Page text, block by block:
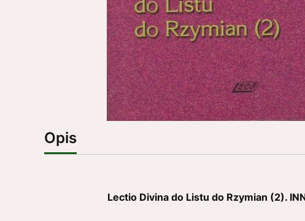
Opis
Lectio Divina do Listu do Rzymian (2).